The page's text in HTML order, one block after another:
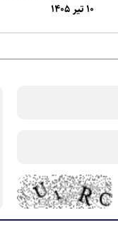
۱۰ تیر ۱۴۰۵